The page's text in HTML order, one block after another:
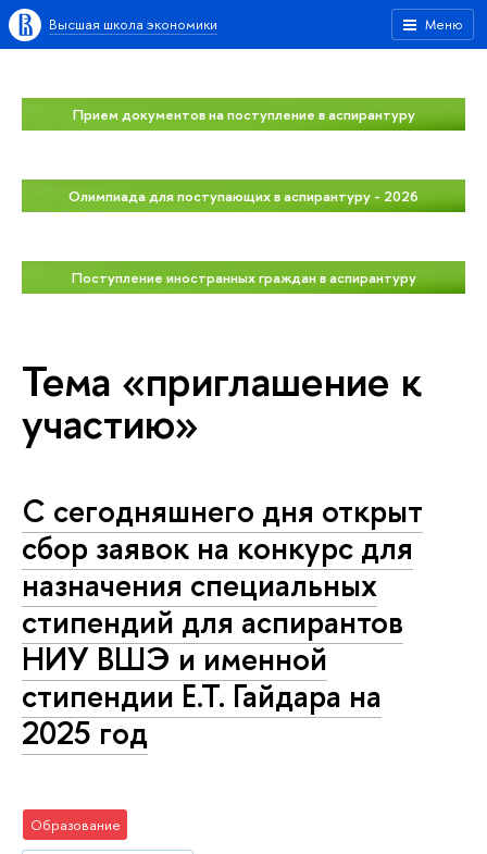
Меню
Высшая школа экономики
Прием документов на поступление в аспирантуру
Олимпиада для поступающих в аспирантуру - 2026
Поступление иностранных граждан в аспирантуру
Тема «приглашение к
участию»
С сегодняшнего дня открыт
сбор заявок на конкурс для
назначения специальных
стипендий для аспирантов
НИУ ВШЭ и именной
стипендии Е.Т. Гайдара на
2025 год
Образование